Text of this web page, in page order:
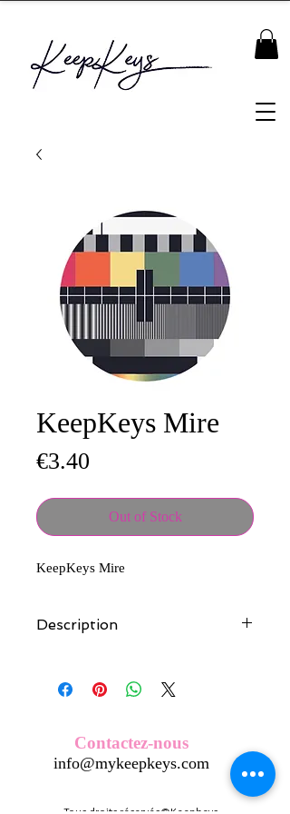
KeepKeys Mire
€3.40
Out of Stock
KeepKeys Mire
Description
créés et fabriqués par nos soins.
Nos écussons se composent d'une
haute qualité et d'une pellicule plastique
transparente qui protège du frottement
et de l'eau, et assure ainsi une longivité
Contactez-nous
info@mykeepkeys.com